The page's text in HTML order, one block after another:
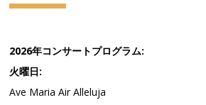
2026年コンサートプログラム:
火曜日:
Ave Maria Air Alleluja